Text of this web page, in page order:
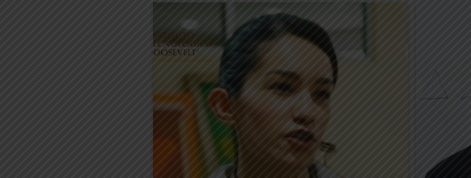
“Lo que me convenció de estudiar
aquí fue el Plan de Estudios y los
profesores de la carrera de Diseño”
el